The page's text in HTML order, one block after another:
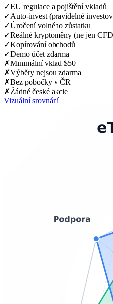
✓EU regulace a pojištění vkladů
✓Auto-invest (pravidelné
✓Úročení volného zůstatku
✓Reálné kryptoměny (ne jen
✓Kopírování obchodů
✓Demo účet zdarma
✗Minimální vklad $50
✗Výběry nejsou zdarma
✗Bez pobočky v ČR
✗Žádné české akcie
Vizuální srovnání